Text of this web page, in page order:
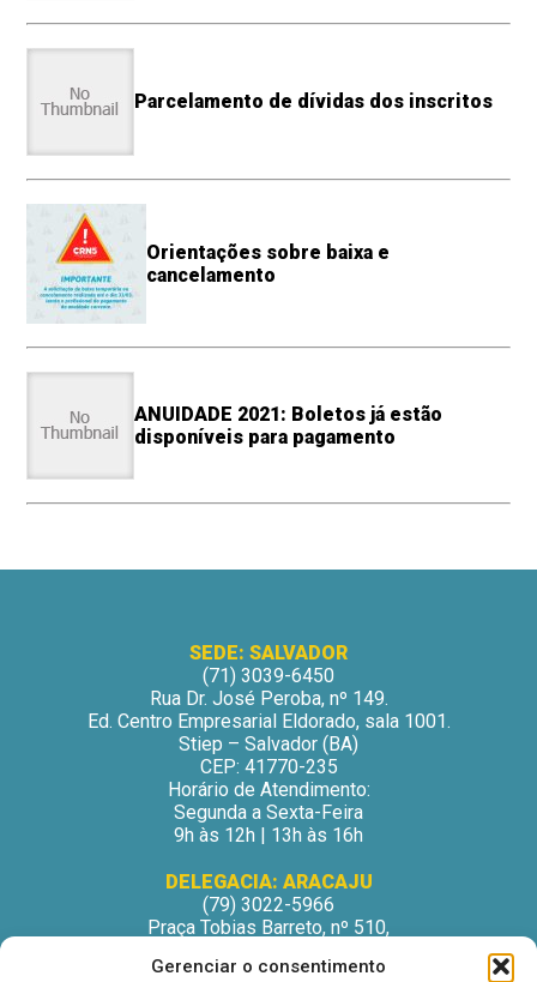
Gerenciar o consentimento
Parcelamento de dívidas dos inscritos
Orientações sobre baixa e
cancelamento
ANUIDADE 2021: Boletos já estão
disponíveis para pagamento
SEDE: SALVADOR
(71) 3039-6450
Rua Dr. José Peroba, nº 149.
Ed. Centro Empresarial Eldorado, sala 1001.
Stiep – Salvador (BA)
CEP: 41770-235
Horário de Atendimento:
Segunda a Sexta-Feira
9h às 12h | 13h às 16h
DELEGACIA: ARACAJU
(79) 3022-5966
Praça Tobias Barreto, nº 510,
São José – Aracaju/SE